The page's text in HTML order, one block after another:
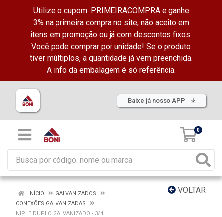
Utilize o cupom: PRIMEIRACOMPRA e ganhe
3% na primeira compra no site, não aceito em
itens em promoção ou já com descontos fixos.
Você pode comprar por unidade! Se o produto
tiver múltiplos, a quantidade já vem preenchida.
A info da embalagem é só referência.
Baixe já nosso APP
0
VOLTAR
INÍCIO
GALVANIZADOS
CONEXÕES GALVANIZADAS
NIPLE DUPLO GALVANIZADO - 3/4''